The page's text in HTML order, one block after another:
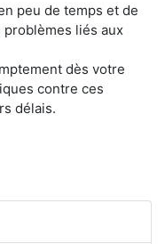
peu de temps et de
liés aux
dès votre
contre ces
délais.